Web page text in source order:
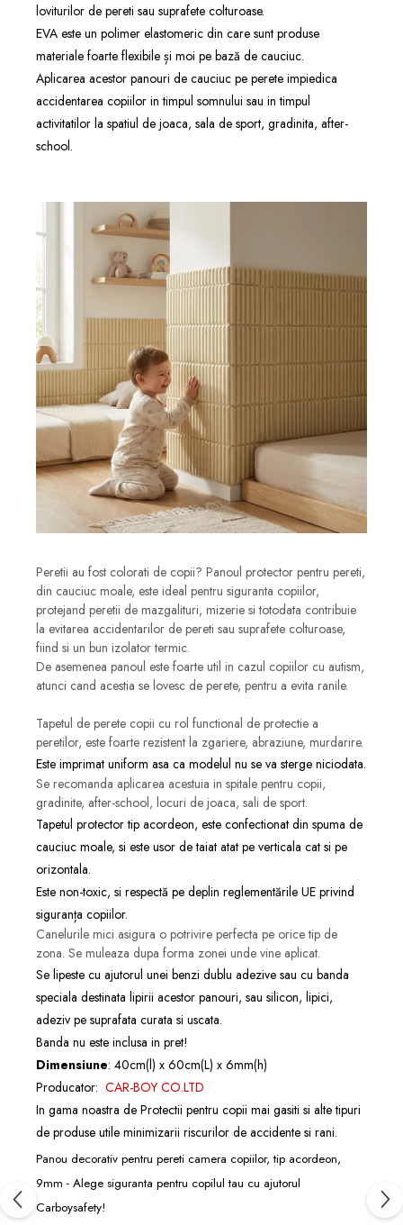
loviturilor de pereti sau suprafete colturoase.
EVA este un polimer elastomeric din care sunt produse
materiale foarte flexibile și moi pe bază de cauciuc.
Aplicarea acestor panouri de cauciuc pe perete impiedica
accidentarea copiilor in timpul somnului sau in timpul
activitatilor la spatiul de joaca, sala de sport, gradinita, after-
school.
Peretii au fost colorati de copii? Panoul protector pentru pereti,
din cauciuc moale, este ideal pentru siguranta copiilor,
protejand peretii de mazgalituri, mizerie si totodata contribuie
la evitarea accidentarilor de pereti sau suprafete colturoase,
fiind si un bun izolator termic.
De asemenea panoul este foarte util in cazul copiilor cu autism,
atunci cand acestia se lovesc de perete, pentru a evita ranile.
Tapetul de perete copii cu rol functional de protectie a
peretilor, este foarte rezistent la zgariere, abraziune, murdarire.
Este imprimat uniform asa ca modelul nu se va sterge niciodata.
Se recomanda aplicarea acestuia in spitale pentru copii,
gradinite, after-school, locuri de joaca, sali de sport.
Tapetul protector tip acordeon, este confectionat din spuma de
cauciuc moale, si este usor de taiat atat pe verticala cat si pe
orizontala.
Este non-toxic, si respectă pe deplin reglementările UE privind
siguranța copiilor.
Canelurile mici asigura o potrivire perfecta pe orice tip de
zona. Se muleaza dupa forma zonei unde vine aplicat.
Se lipeste cu ajutorul unei benzi dublu adezive sau cu banda
speciala destinata lipirii acestor panouri, sau silicon, lipici,
adeziv pe suprafata curata si uscata.
Banda nu este inclusa in pret!
Dimensiune: 40cm(l) x 60cm(L) x 6mm(h)
Producator: CAR-BOY CO.LTD
In gama noastra de Protectii pentru copii mai gasiti si alte tipuri
de produse utile minimizarii riscurilor de accidente si rani.
Panou decorativ pentru pereti camera copiilor, tip acordeon,
9mm - Alege siguranta pentru copilul tau cu ajutorul
Carboysafety!